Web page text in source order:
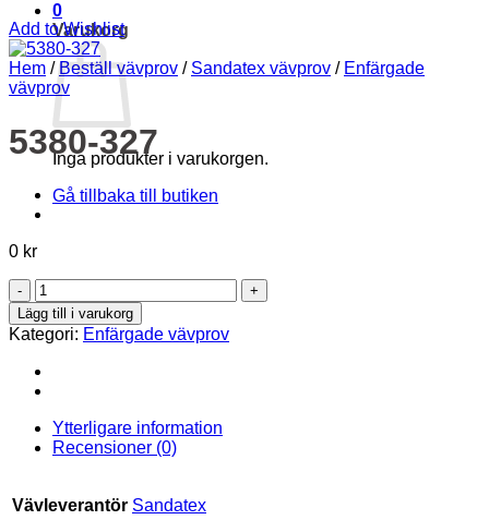
0
Varukorg
Inga produkter i varukorgen.
Gå tillbaka till butiken
Add to Wishlist
Hem / Beställ vävprov / Sandatex vävprov / Enfärgade
vävprov
5380-327
0 kr
5380-
327
mängd
Lägg till i varukorg
Kategori: Enfärgade vävprov
Ytterligare information
Recensioner (0)
Vävleverantör Sandatex